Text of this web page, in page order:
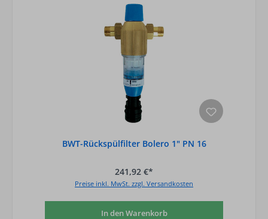
BWT-Rückspülfilter Bolero 1" PN 16
241,92 €*
Preise inkl. MwSt. zzgl. Versandkosten
In den Warenkorb